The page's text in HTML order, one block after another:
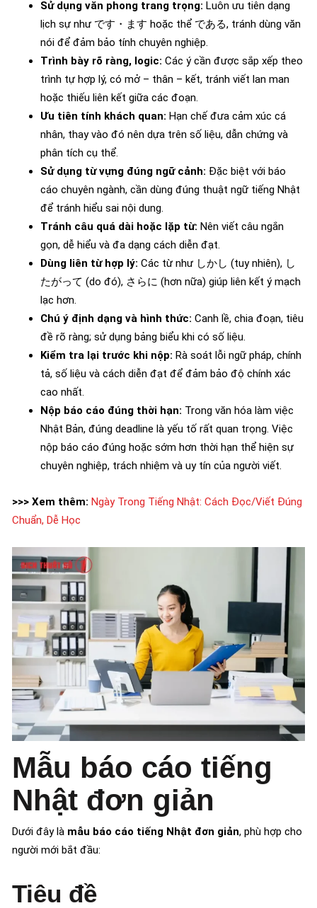
Sử dụng văn phong trang trọng: Luôn ưu tiên dạng
lịch sự như です・ます hoặc thể である, tránh dùng văn
nói để đảm bảo tính chuyên nghiệp.
Trình bày rõ ràng, logic: Các ý cần được sắp xếp theo
trình tự hợp lý, có mở – thân – kết, tránh viết lan man
hoặc thiếu liên kết giữa các đoạn.
Ưu tiên tính khách quan: Hạn chế đưa cảm xúc cá
nhân, thay vào đó nên dựa trên số liệu, dẫn chứng và
phân tích cụ thể.
Sử dụng từ vựng đúng ngữ cảnh: Đặc biệt với báo
cáo chuyên ngành, cần dùng đúng thuật ngữ tiếng Nhật
để tránh hiểu sai nội dung.
Tránh câu quá dài hoặc lặp từ: Nên viết câu ngắn
gọn, dễ hiểu và đa dạng cách diễn đạt.
Dùng liên từ hợp lý: Các từ như しかし (tuy nhiên), し
たがって (do đó), さらに (hơn nữa) giúp liên kết ý mạch
lạc hơn.
Chú ý định dạng và hình thức: Canh lề, chia đoạn, tiêu
đề rõ ràng; sử dụng bảng biểu khi có số liệu.
Kiểm tra lại trước khi nộp: Rà soát lỗi ngữ pháp, chính
tả, số liệu và cách diễn đạt để đảm bảo độ chính xác
cao nhất.
Nộp báo cáo đúng thời hạn: Trong văn hóa làm việc
Nhật Bản, đúng deadline là yếu tố rất quan trọng. Việc
nộp báo cáo đúng hoặc sớm hơn thời hạn thể hiện sự
chuyên nghiệp, trách nhiệm và uy tín của người viết.
>>> Xem thêm: Ngày Trong Tiếng Nhật: Cách Đọc/Viết Đúng
Chuẩn, Dễ Học
Mẫu báo cáo tiếng
Nhật đơn giản
Dưới đây là mẫu báo cáo tiếng Nhật đơn giản, phù hợp cho
người mới bắt đầu:
Tiêu đề